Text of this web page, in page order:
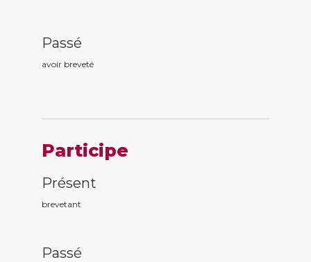
Passé
avoir breveté
Participe
Présent
brevetant
Passé